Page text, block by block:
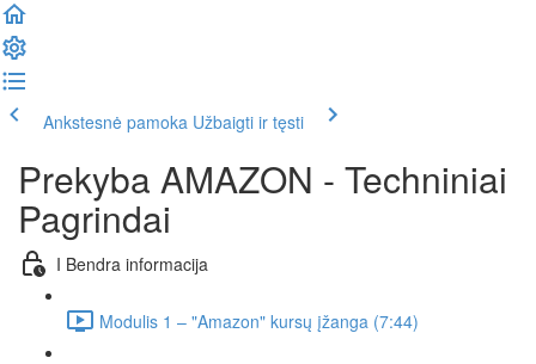
Ankstesnė pamoka Užbaigti ir tęsti
Prekyba AMAZON - Techniniai
Pagrindai
I Bendra informacija
Modulis 1 – "Amazon" kursų įžanga (7:44)